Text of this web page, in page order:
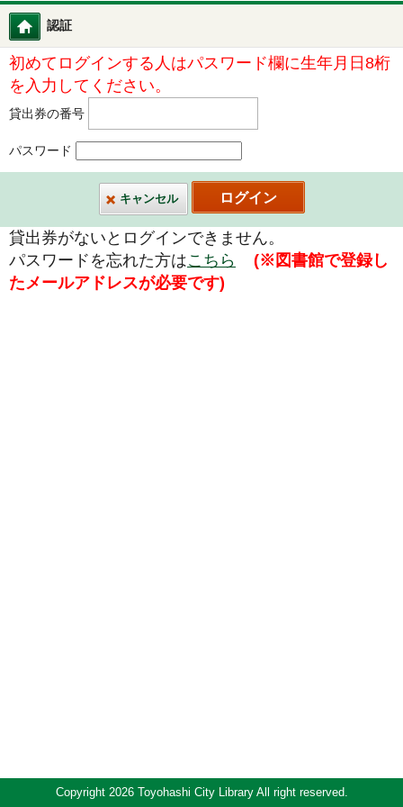
認証
図書館ホーム
初めてログインする人はパスワード欄に生年月日8桁
を入力してください。
貸出券の番号
パスワード
キャンセル
貸出券がないとログインできません。
パスワードを忘れた方はこちら
(※図書館で登録し
たメールアドレスが必要です)
Copyright 2026 Toyohashi City Library All right reserved.